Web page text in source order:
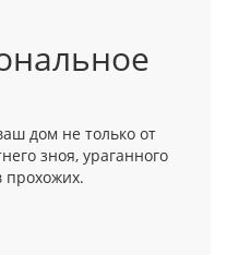
дом не только от
зноя, ураганного
прохожих.